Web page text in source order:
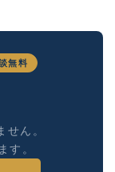
無料
ん。
す。